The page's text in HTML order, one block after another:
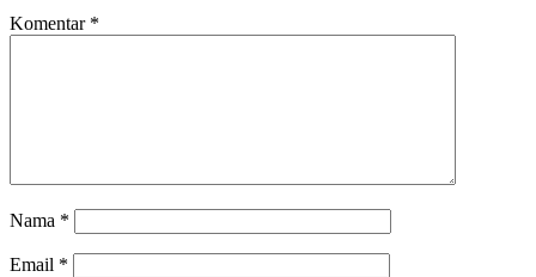
Komentar *
Nama *
Email *